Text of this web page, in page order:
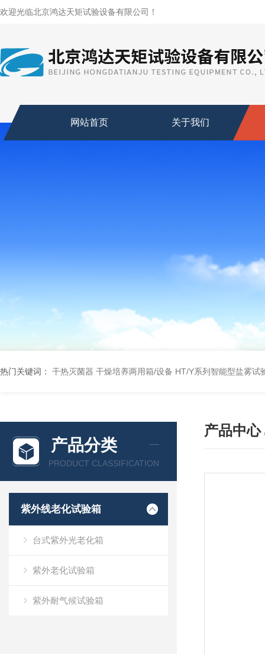
欢迎光临北京鸿达天矩试验设备有限公司！
网站首页 关于我们
热门关键词： 干热灭菌器 干燥培养两用箱/设备 HT/Y系列智能型盐雾试
产品分类
PRODUCT CLASSIFICATION
紫外线老化试验箱
台式紫外光老化箱
紫外老化试验箱
紫外耐气候试验箱
产品中心